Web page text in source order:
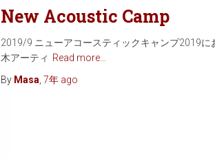
New Acoustic Camp
2019/9 ニューアコースティックキャンプ2019
木アーティ Read more…
By Masa, 7年ago